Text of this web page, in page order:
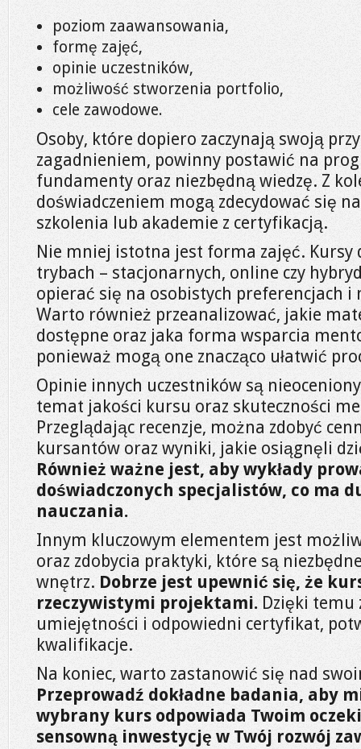
poziom zaawansowania,
formę zajęć,
opinie uczestników,
możliwość stworzenia portfolio,
cele zawodowe.
Osoby, które dopiero zaczynają swoją
zagadnieniem, powinny postawić na
fundamenty oraz niezbędną wiedzę. Z
doświadczeniem mogą zdecydować się
szkolenia lub akademie z certyfikacją.
Nie mniej istotna jest forma zajęć. Kursy
trybach – stacjonarnych, online czy
opierać się na osobistych preferencjach i
Warto również przeanalizować, jakie
dostępne oraz jaka forma wsparcia
ponieważ mogą one znacząco ułatwić
Opinie innych uczestników są
temat jakości kursu oraz skuteczności
Przeglądając recenzje, można zdobyć
kursantów oraz wyniki, jakie osiągnęli
Również ważne jest, aby wykłady
doświadczonych specjalistów, co ma
nauczania.
Innym kluczowym elementem jest
oraz zdobycia praktyki, które są
wnętrz. Dobrze jest upewnić się, że
rzeczywistymi projektami. Dzięki temu
umiejętności i odpowiedni certyfikat,
kwalifikacje.
Na koniec, warto zastanowić się nad
Przeprowadź dokładne badania, aby
wybrany kurs odpowiada Twoim
sensowną inwestycję w Twój rozwój